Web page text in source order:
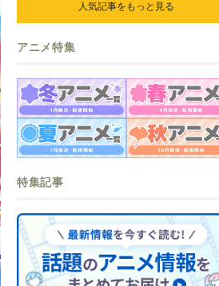
ら、ときめくアイテムが登場♪
人気記事をもっと見る
アニメ特集
特集記事